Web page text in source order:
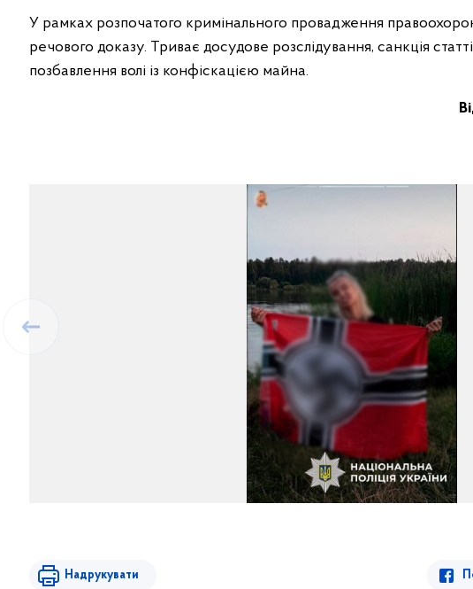
У рамках розпочатого кримінального провадження
речового доказу. Триває досудове розслідування, санкція
позбавлення волі із конфіскацією майна.
Надрукувати